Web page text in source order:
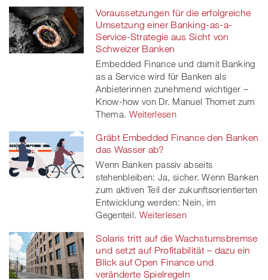
Voraussetzungen für die erfolgreiche
Umsetzung einer Banking-as-a-
Service-Strategie aus Sicht von
Schweizer Banken
Embedded Finance und damit Banking
as a Service wird für Banken als
Anbieterinnen zunehmend wichtiger –
Know-how von Dr. Manuel Thomet zum
Thema. Weiterlesen
Gräbt Embedded Finance den Banken
das Wasser ab?
Wenn Banken passiv abseits
stehenbleiben: Ja, sicher. Wenn Banken
zum aktiven Teil der zukunftsorientierten
Entwicklung werden: Nein, im
Gegenteil. Weiterlesen
Solaris tritt auf die Wachstumsbremse
und setzt auf Profitabilität – dazu ein
Blick auf Open Finance und
veränderte Spielregeln